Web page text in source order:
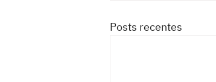
Posts recentes